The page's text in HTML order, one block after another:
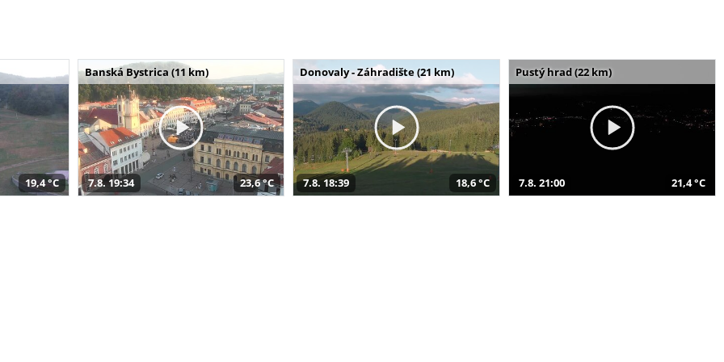
19,4 °C
Banská Bystrica (11 km)
7.8. 19:34 23,6 °C
Donovaly - Záhradište (21 km)
7.8. 18:39 18,6 °C
Pustý hrad (22 km)
7.8. 21:00 21,4 °C